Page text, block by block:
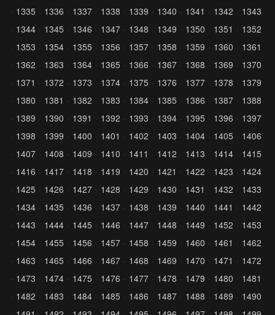
1335
1336 1337 1338 1339 1340 1341 1342
1343
1344
1345 1346 1347 1348 1349 1350 1351
1352
1353
1354 1355 1356 1357 1358 1359 1360
1361
1362
1363 1364 1365 1366 1367 1368 1369
1370
1371
1372 1373 1374 1375 1376 1377 1378
1379
1380
1381 1382 1383 1384 1385 1386 1387
1388
1389
1390 1391 1392 1393 1394 1395 1396
1397
1398
1399 1400 1401 1402 1403 1404 1405
1406
1407
1408 1409 1410 1411 1412 1413 1414
1415
1416
1417 1418 1419 1420 1421 1422 1423
1424
1425
1426 1427 1428 1429 1430 1431 1432
1433
1434
1435 1436 1437 1438 1439 1440 1441
1442
1443
1444 1445 1446 1447 1448 1449 1452
1453
1454
1455 1456 1457 1458 1459 1460 1461
1462
1463
1465 1466 1467 1468 1469 1470 1471
1472
1473
1474 1475 1476 1477 1478 1479 1480
1481
1482
1483 1484 1485 1486 1487 1488 1489
1490